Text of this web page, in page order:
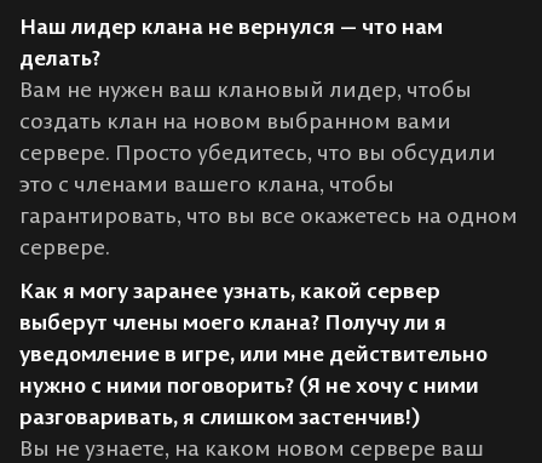
Наш лидер клана не вернулся — что нам
делать?
Вам не нужен ваш клановый лидер, чтобы
создать клан на новом выбранном вами
сервере. Просто убедитесь, что вы обсудили
это с членами вашего клана, чтобы
гарантировать, что вы все окажетесь на одном
сервере.
Как я могу заранее узнать, какой сервер
выберут члены моего клана? Получу ли я
уведомление в игре, или мне действительно
нужно с ними поговорить? (Я не хочу с ними
разговаривать, я слишком застенчив!)
Вы не узнаете, на каком новом сервере ваш